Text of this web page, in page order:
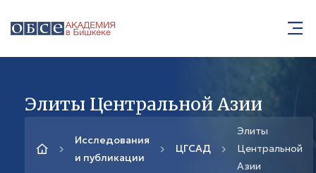
Элиты Центральной Азии
Исследования
и публикации
ЦГСАД
Элиты
Центральной
Азии